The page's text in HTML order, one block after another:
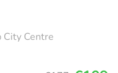
City Centre